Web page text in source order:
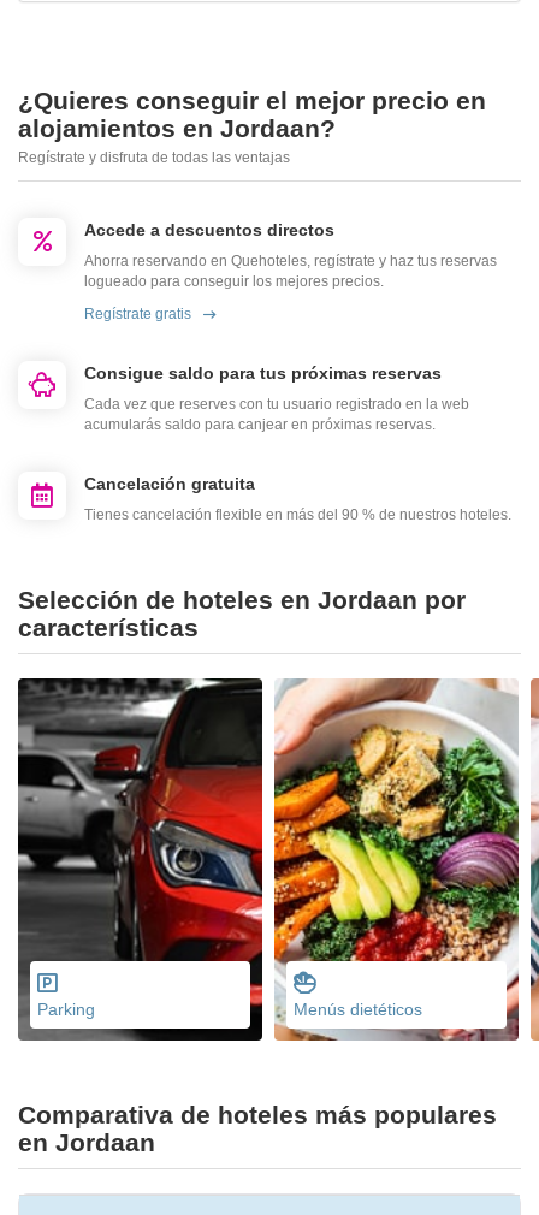
¿Quieres conseguir el mejor precio en
alojamientos en Jordaan?
Regístrate y disfruta de todas las ventajas
Accede a descuentos directos
Ahorra reservando en Quehoteles, regístrate y haz tus reservas
logueado para conseguir los mejores precios.
Regístrate gratis
Consigue saldo para tus próximas reservas
Cada vez que reserves con tu usuario registrado en la web
acumularás saldo para canjear en próximas reservas.
Cancelación gratuita
Tienes cancelación flexible en más del 90 % de nuestros hoteles.
Selección de hoteles en Jordaan por
características
Parking Menús dietéticos
Comparativa de hoteles más populares
en Jordaan